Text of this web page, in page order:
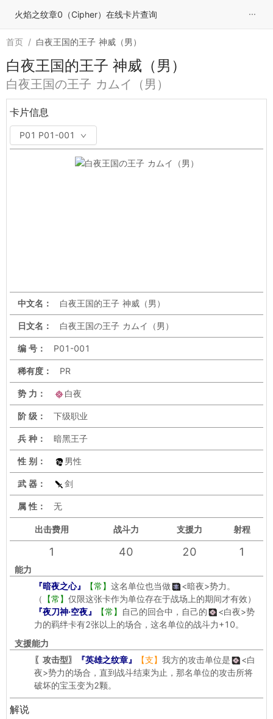
火焰之纹章0（Cipher）在线卡片查询 ···
首页 / 白夜王国的王子 神威（男）
白夜王国的王子 神威（男）
白夜王国の王子 カムイ（男）
卡片信息
P01 P01-001
中文名： 白夜王国的王子 神威（男）
日文名： 白夜王国の王子 カムイ（男）
编 号： P01-001
稀有度： PR
势 力： 白夜
阶 级： 下级职业
兵 种： 暗黑王子
性 别： 男性
武 器： 剑
属 性： 无
出击费用 战斗力 支援力 射程
1 40 20 1
能力
『暗夜之心』
【常】 这名单位也当做 <暗夜>势力。
（
【常】 仅限这张卡作为单位存在于战场上的期间才有效）
『夜刀神·空夜』
【常】 自己的回合中，自己的 <白夜>势
力的羁绊卡有2张以上的场合，这名单位的战斗力+10。
支援能力
〖攻击型〗
『英雄之纹章』 【支】 我方的攻击单位是
<白
夜>势力的场合，直到战斗结束为止，那名单位的攻击所将
破坏的宝玉变为2颗。
解说